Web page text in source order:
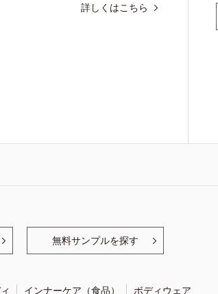
詳しくはこちら
無料サンプルを探す
インナーケア（食品） ボディウェア